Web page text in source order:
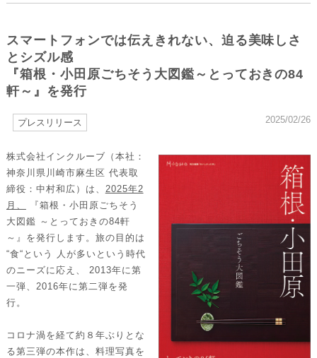
スマートフォンでは伝えきれない、迫る美味しさ
とシズル感
『箱根・小田原ごちそう大図鑑～とっておきの84
軒～』を発行
2025/02/26
プレスリリース
株式会社インクルーブ（本社：
神奈川県川崎市麻生区 代表取
締役：中村和広）は、 2025年2
月、
『箱根・小田原ごちそう
大図鑑 ～とっておきの84軒
～』を発行します。旅の目的は
“食“という 人が多いという時代
のニーズに応え、 2013年に第
一弾、2016年に第二弾を発
行。
コロナ渦を経て約８年ぶりとな
る第三弾の本作は、料理写真を